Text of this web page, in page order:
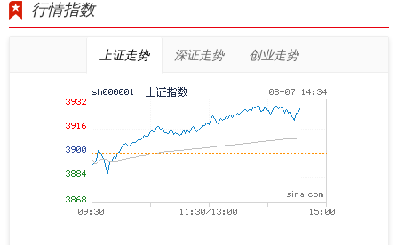
行情指数
上证走势 深证走势 创业走势